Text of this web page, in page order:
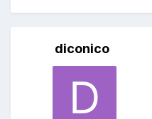
diconico